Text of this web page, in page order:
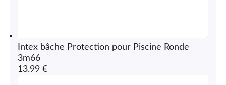
Intex bâche Protection pour Piscine Ronde
3m66
13.99 €